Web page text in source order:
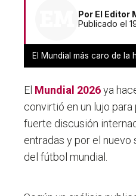
Por El Editor
Publicado el
El Mundial más caro de la
El Mundial 2026ya
convirtió en un lujo para
fuerte discusión
entradas y por el
del fútbol mundial.